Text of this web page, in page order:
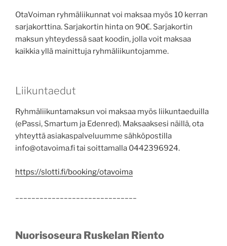
OtaVoiman ryhmäliikunnat voi maksaa myös 10 kerran
sarjakorttina. Sarjakortin hinta on 90€. Sarjakortin
maksun yhteydessä saat koodin, jolla voit maksaa
kaikkia yllä mainittuja ryhmäliikuntojamme.
Liikuntaedut
Ryhmäliikuntamaksun voi maksaa myös liikuntaeduilla
(ePassi, Smartum ja Edenred). Maksaaksesi näillä, ota
yhteyttä asiakaspalveluumme sähköpostilla
info@otavoima.fi tai soittamalla 0442396924.
https://slotti.fi/booking/otavoima
Nuorisoseura Ruskelan Riento